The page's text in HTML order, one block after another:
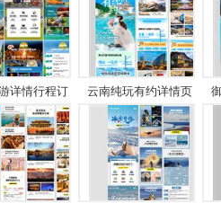
详情行程订
云南纯玩有约详情页